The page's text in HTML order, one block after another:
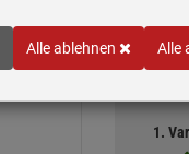
1.
Alle ablehnen Alle